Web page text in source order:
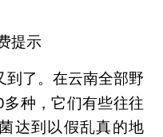
提示
到了。在云南全部野
种，它们有些往往
达到以假乱真的地